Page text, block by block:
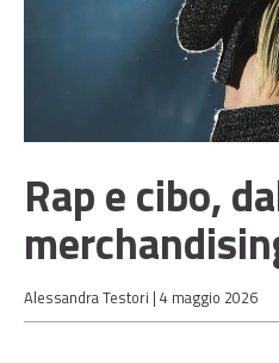
Rap e cibo,
Alessandra Testori | 4 maggio 2026